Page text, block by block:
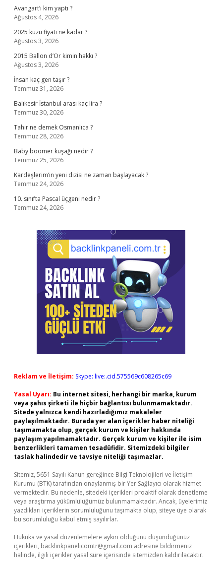
Avangart’ı kim yaptı ?
Ağustos 4, 2026
2025 kuzu fiyatı ne kadar ?
Ağustos 3, 2026
2015 Ballon d’Or kimin hakkı ?
Ağustos 3, 2026
İnsan kaç gen taşır ?
Temmuz 31, 2026
Balıkesir İstanbul arası kaç lira ?
Temmuz 30, 2026
Tahir ne demek Osmanlıca ?
Temmuz 28, 2026
Baby boomer kuşağı nedir ?
Temmuz 25, 2026
Kardeşlerim’in yeni dizisi ne zaman başlayacak ?
Temmuz 24, 2026
10. sınıfta Pascal üçgeni nedir ?
Temmuz 24, 2026
Reklam ve İletişim: Skype: live:.cid.575569c608265c69
Yasal Uyarı: Bu internet sitesi, herhangi bir marka, kurum
veya şahıs şirketi ile hiçbir bağlantısı bulunmamaktadır.
Sitede yalnızca kendi hazırladığımız makaleler
paylaşılmaktadır. Burada yer alan içerikler haber niteliği
taşımamakta olup, gerçek kurum ve kişiler hakkında
paylaşım yapılmamaktadır. Gerçek kurum ve kişiler ile isim
benzerlikleri tamamen tesadüfidir. Sitemizdeki bilgiler
taslak halindedir ve tavsiye niteliği taşımazlar.
Sitemiz, 5651 Sayılı Kanun gereğince Bilgi Teknolojileri ve İletişim
Kurumu (BTK) tarafından onaylanmış bir Yer Sağlayıcı olarak hizmet
vermektedir. Bu nedenle, sitedeki içerikleri proaktif olarak denetleme
veya araştırma yükümlülüğümüz bulunmamaktadır. Ancak, üyelerimiz
yazdıkları içeriklerin sorumluluğunu taşımakta olup, siteye üye olarak
bu sorumluluğu kabul etmiş sayılırlar.
Hukuka ve yasal düzenlemelere aykırı olduğunu düşündüğünüz
içerikleri, backlinkpanelicomtr@gmail.com adresine bildirmeniz
halinde, ilgili içerikler yasal süre içerisinde sitemizden kaldırılacaktır.